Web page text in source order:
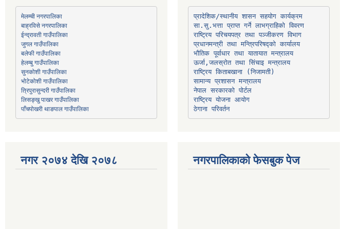
मेलम्ची नगरपालिका
बाह्रविसे नगरपालिका
ईन्द्रावती गाउँपालिका
जुगल गाउँपालिका
बलेफी गाउँपालिका
हेलम्बु गाउँपालिका
सुनकोशी गाउँपालिका
भोटेकोशी गाउँपालिका
त्रिपुरासुन्दरी गाउँपालिका
लिसङ्खु पाखर गाउँपालिका
पाँचपोखरी थाङपाल गाउँपालिका
नगर २०७४ देखि २०७८
प्रादेशिक/स्थानीय शासन सहयोग कार्यक्रम
सा.सु.भत्ता प्राप्त गर्ने लाभग्राहिको विवरण
राष्ट्रिय परिचयपत्र तथा पञ्‍जीकरण विभाग
प्रधानमन्त्री तथा मन्त्रिपरिषद्को कार्यालय
भौतिक पूर्वाधार तथा यातायात मन्त्रालय
ऊर्जा,जलस्रोत तथा सिंचाइ मन्त्रालय
सामान्य प्रशासन मन्त्रालय
नेपाल सरकारको पोर्टल
राष्ट्रिय योजना आयोग
ठेगाना परिवर्तन
नगरपालिकाको फेसबुक पेज